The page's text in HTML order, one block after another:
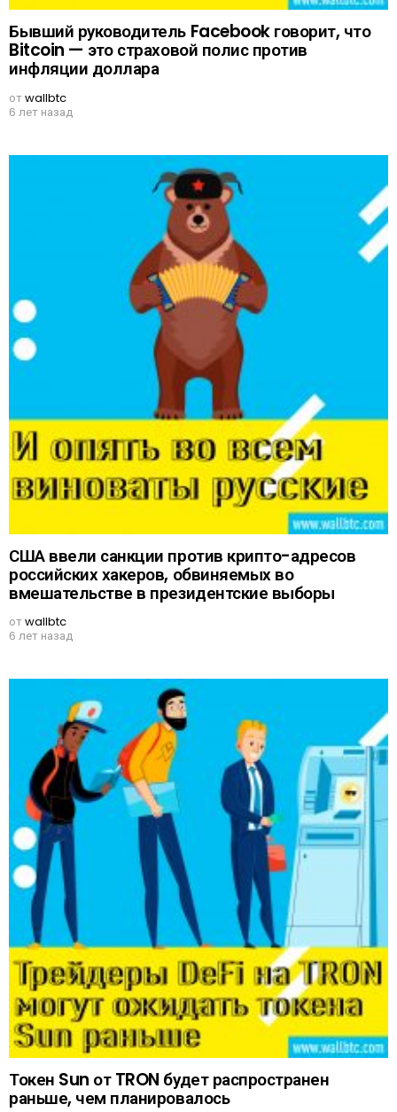
Бывший руководитель Facebook говорит, что
Bitcoin — это страховой полис против
инфляции доллара
отwallbtc
6 лет назад
США ввели санкции против крипто-адресов
российских хакеров, обвиняемых во
вмешательстве в президентские выборы
отwallbtc
6 лет назад
Токен Sun от TRON будет распространен
раньше, чем планировалось